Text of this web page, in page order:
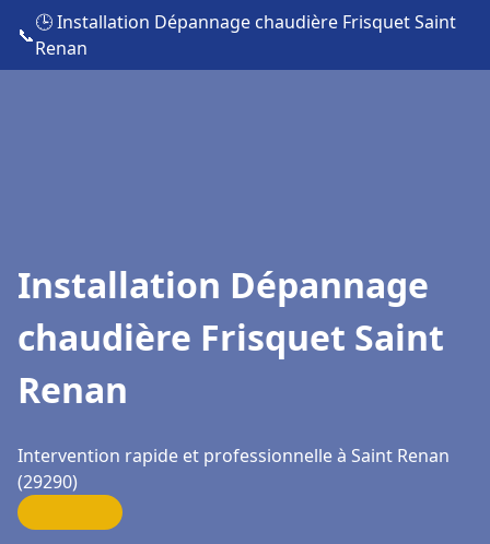
📞
🕒 Installation Dépannage chaudière Frisquet Saint
Renan
Installation Dépannage
chaudière Frisquet Saint
Renan
Intervention rapide et professionnelle à Saint Renan
(29290)